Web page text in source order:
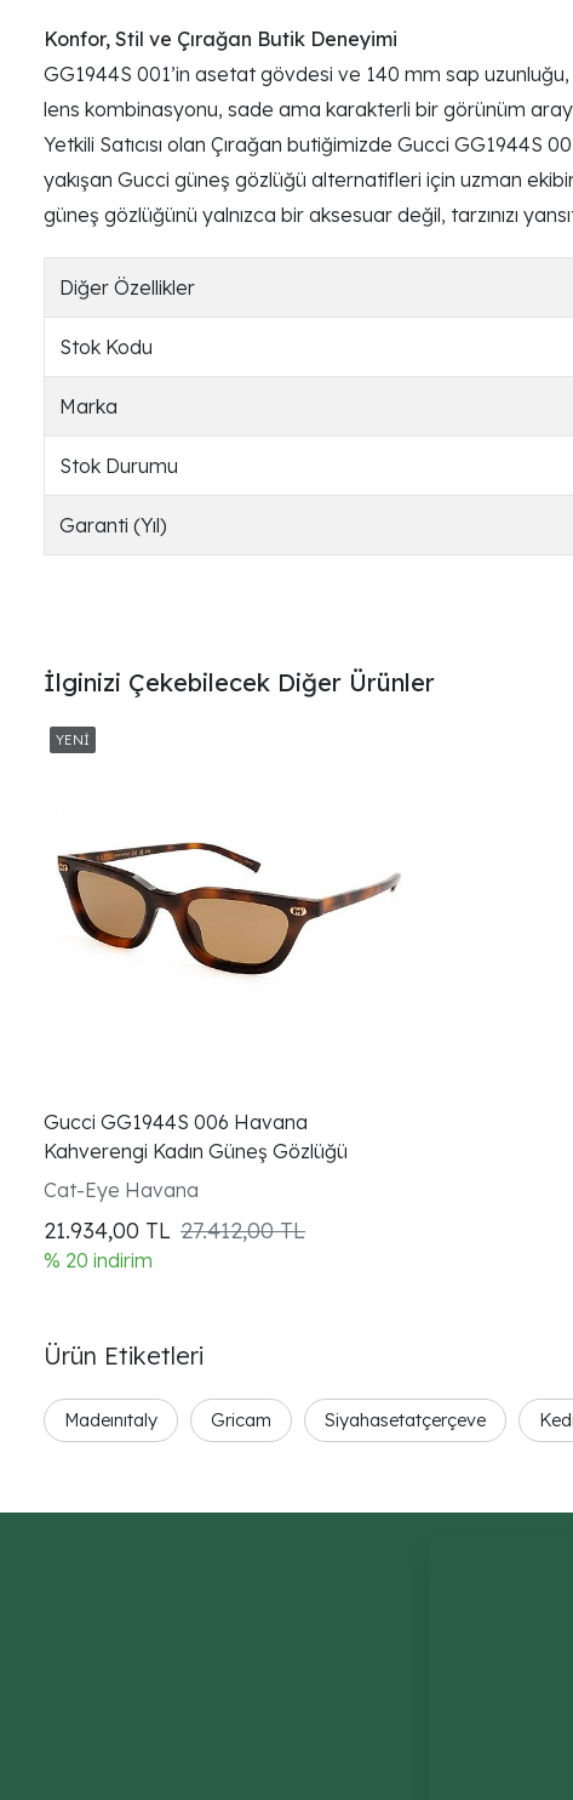
Konfor, Stil ve Çırağan Butik Deneyimi
GG1944S 001’in asetat gövdesi ve 140 mm sap uzunluğu,
lens kombinasyonu, sade ama karakterli bir görünüm
Yetkili Satıcısı olan Çırağan butiğimizde Gucci
yakışan Gucci güneş gözlüğü alternatifleri için uzman
güneş gözlüğünü yalnızca bir aksesuar değil, tarzınızı
Diğer Özellikler
Stok Kodu
Marka
Stok Durumu
Garanti (Yıl)
İlginizi Çekebilecek Diğer Ürünler
Gucci GG1944S 006 Havana
Kahverengi Kadın Güneş Gözlüğü
Cat-Eye Havana
21.934,00 TL 27.412,00 TL
% 20 indirim
Ürün Etiketleri
Madeınıtaly Gricam Siyahasetatçerçeve